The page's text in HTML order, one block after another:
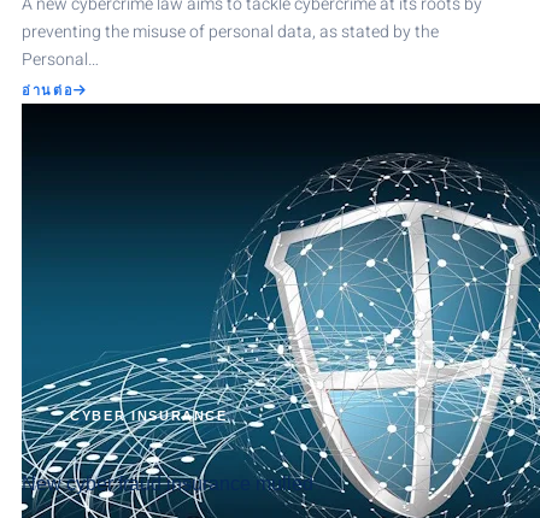
preventing the misuse of personal data, as stated by the
Personal…
อ่านต่อ
INTRODUCES
CYBER INSURANCE
New cyber fraud insurance mulled